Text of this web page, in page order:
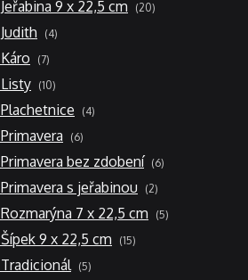
9 x 22,5 cm 20
produktů
44
produkty
77
produktů
1010
produktů
44
produkty
66
produktů
bez zdobení 66
produktů
s jeřabinou 22
produkty
7 x 22,5 cm 55
produktů
9 x 22,5 cm 1515
produktů
55
produktů